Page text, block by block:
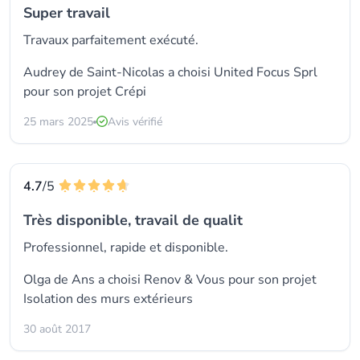
Super travail
Travaux parfaitement exécuté.
Audrey de Saint-Nicolas a choisi United Focus Sprl
pour son projet Crépi
25 mars 2025 Avis vérifié
4.7/5
Très disponible, travail de qualit
Professionnel, rapide et disponible.
Olga de Ans a choisi Renov & Vous pour son projet
Isolation des murs extérieurs
30 août 2017